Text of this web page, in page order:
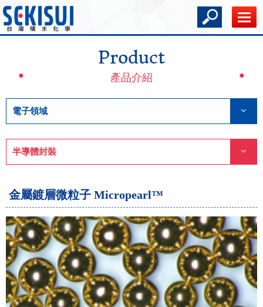
Product
產品介紹
電子領域
半導體封裝
金屬鍍層微粒子 Micropearl™